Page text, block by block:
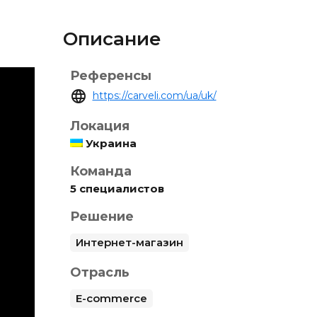
Описание
Референсы
language https://carveli.com/ua/uk/
Локация
Украина
Команда
5 специалистов
Решение
Интернет-магазин
Отрасль
E-commerce